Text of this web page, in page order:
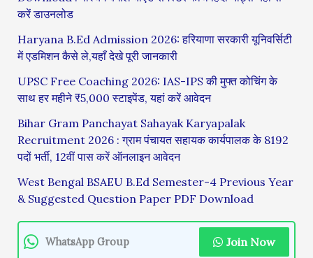
करें डाउनलोड
Haryana B.Ed Admission 2026: हरियाणा सरकारी यूनिवर्सिटी
में एडमिशन कैसे ले,यहाँ देखे पूरी जानकारी
UPSC Free Coaching 2026: IAS-IPS की मुफ्त कोचिंग के
साथ हर महीने ₹5,000 स्टाइपेंड, यहां करें आवेदन
Bihar Gram Panchayat Sahayak Karyapalak
Recruitment 2026 : ग्राम पंचायत सहायक कार्यपालक के 8192
पदों भर्ती, 12वीं पास करें ऑनलाइन आवेदन
West Bengal BSAEU B.Ed Semester-4 Previous Year
& Suggested Question Paper PDF Download
WhatsApp Group Join Now